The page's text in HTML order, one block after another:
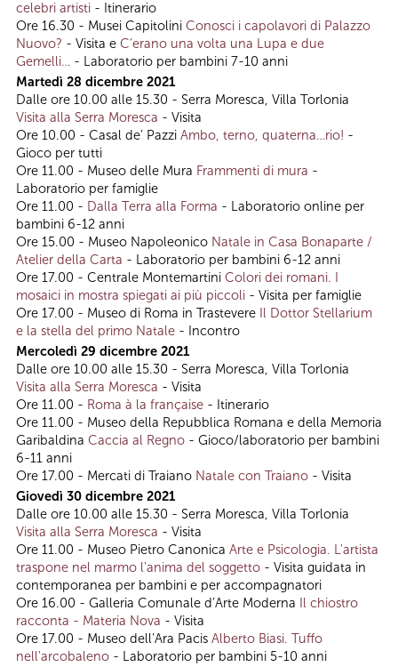
celebri artisti - Itinerario
Ore 16.30 - Musei Capitolini Conosci i capolavori di Palazzo
Nuovo? - Visita e C’erano una volta una Lupa e due
Gemelli… - Laboratorio per bambini 7-10 anni
Martedì 28 dicembre 2021
Dalle ore 10.00 alle 15.30 - Serra Moresca, Villa Torlonia
Visita alla Serra Moresca - Visita
Ore 10.00 - Casal de’ Pazzi Ambo, terno, quaterna…rio! -
Gioco per tutti
Ore 11.00 - Museo delle Mura Frammenti di mura -
Laboratorio per famiglie
Ore 11.00 - Dalla Terra alla Forma - Laboratorio online per
bambini 6-12 anni
Ore 15.00 - Museo Napoleonico Natale in Casa Bonaparte /
Atelier della Carta - Laboratorio per bambini 6-12 anni
Ore 17.00 - Centrale Montemartini Colori dei romani. I
mosaici in mostra spiegati ai più piccoli - Visita per famiglie
Ore 17.00 - Museo di Roma in Trastevere Il Dottor Stellarium
e la stella del primo Natale - Incontro
Mercoledì 29 dicembre 2021
Dalle ore 10.00 alle 15.30 - Serra Moresca, Villa Torlonia
Visita alla Serra Moresca - Visita
Ore 11.00 - Roma à la française - Itinerario
Ore 11.00 - Museo della Repubblica Romana e della Memoria
Garibaldina Caccia al Regno - Gioco/laboratorio per bambini
6-11 anni
Ore 17.00 - Mercati di Traiano Natale con Traiano - Visita
Giovedì 30 dicembre 2021
Dalle ore 10.00 alle 15.30 - Serra Moresca, Villa Torlonia
Visita alla Serra Moresca - Visita
Ore 11.00 - Museo Pietro Canonica Arte e Psicologia. L'artista
traspone nel marmo l'anima del soggetto - Visita guidata in
contemporanea per bambini e per accompagnatori
Ore 16.00 - Galleria Comunale d’Arte Moderna Il chiostro
racconta - Materia Nova - Visita
Ore 17.00 - Museo dell’Ara Pacis Alberto Biasi. Tuffo
nell'arcobaleno - Laboratorio per bambini 5-10 anni